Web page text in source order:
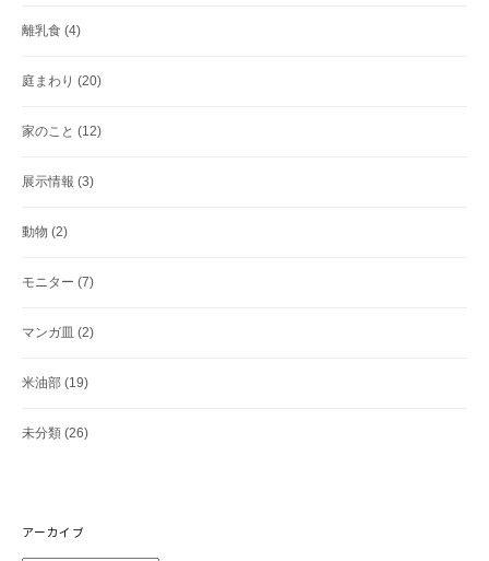
離乳食 (4)
庭まわり (20)
家のこと (12)
展示情報 (3)
動物 (2)
モニター (7)
マンガ皿 (2)
米油部 (19)
未分類 (26)
アーカイブ